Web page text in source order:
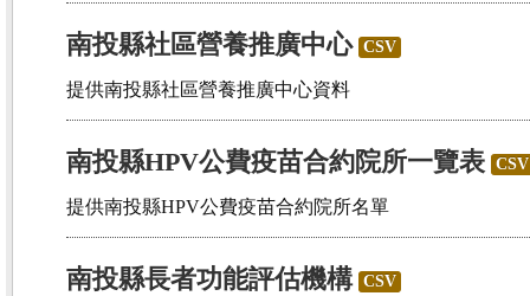
南投縣社區營養推廣中心 CSV
提供南投縣社區營養推廣中心資料
南投縣HPV公費疫苗合約院所一覽表 CSV
提供南投縣HPV公費疫苗合約院所名單
南投縣長者功能評估機構 CSV